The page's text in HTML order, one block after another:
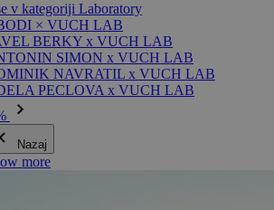
v kategoriji Laboratory
× VUCH LAB
BERKY x VUCH LAB
SIMON x VUCH LAB
NAVRATIL x VUCH LAB
PECLOVA x VUCH LAB
Nazaj
more